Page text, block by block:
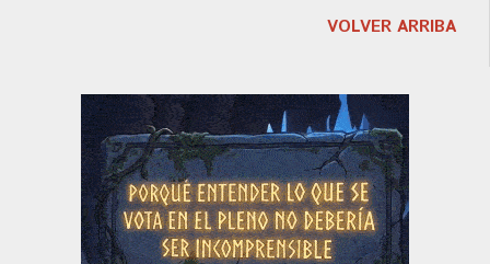
VOLVER ARRIBA